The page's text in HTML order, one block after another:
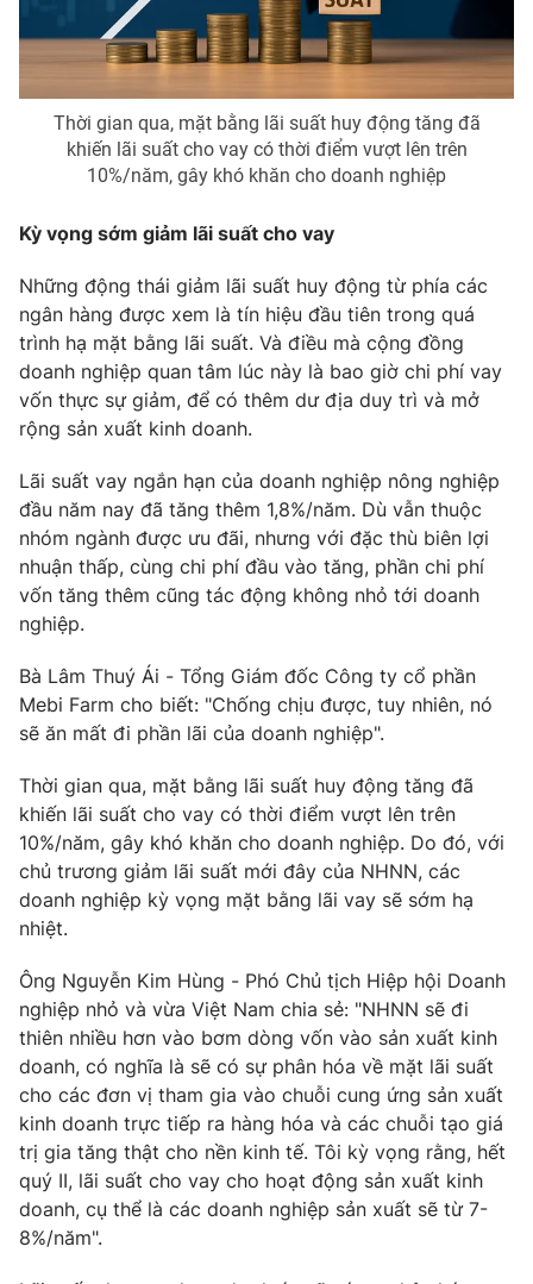
VTV4 Vươn mình bằng AI
VTV9 VTV8
THỜI BÁO VTV
Theo dõi báo trên
Cơ quan chủ quản:
Đài Truyền hình Việt Nam
Cơ quan báo chí:Thời báo VTV
Giấy phép hoạt động báo in và báo điện tử số 483/GP-BTTTT
cấp ngày 29/12/2023
Tổng Biên tập:Vũ Thanh Thủy
Phó Tổng Biên tập:
Tổng đài VTV:024.38 355 931 - 024.38 355 932
Ðiện thoại Thời báo VTV:
024.66 897 897
Liên hệ quảng cáo:024-7300.7108
® Cấm sao chép dưới mọi hình thức nếu không có sự chấp
thuận bằng văn bản. Ghi rõ nguồn VTV.vn khi phát hành lại
thông tin từ website này.
Thời gian qua, mặt bằng lãi suất huy động tăng đã
khiến lãi suất cho vay có thời điểm vượt lên trên
10%/năm, gây khó khăn cho doanh nghiệp
Kỳ vọng sớm giảm lãi suất cho vay
Những động thái giảm lãi suất huy động từ phía các
ngân hàng được xem là tín hiệu đầu tiên trong quá
trình hạ mặt bằng lãi suất. Và điều mà cộng đồng
doanh nghiệp quan tâm lúc này là bao giờ chi phí vay
vốn thực sự giảm, để có thêm dư địa duy trì và mở
rộng sản xuất kinh doanh.
Lãi suất vay ngắn hạn của doanh nghiệp nông nghiệp
đầu năm nay đã tăng thêm 1,8%/năm. Dù vẫn thuộc
nhóm ngành được ưu đãi, nhưng với đặc thù biên lợi
nhuận thấp, cùng chi phí đầu vào tăng, phần chi phí
vốn tăng thêm cũng tác động không nhỏ tới doanh
nghiệp.
Bà Lâm Thuý Ái - Tổng Giám đốc Công ty cổ phần
Mebi Farm cho biết: "Chống chịu được, tuy nhiên, nó
sẽ ăn mất đi phần lãi của doanh nghiệp".
Thời gian qua, mặt bằng lãi suất huy động tăng đã
khiến lãi suất cho vay có thời điểm vượt lên trên
10%/năm, gây khó khăn cho doanh nghiệp. Do đó, với
chủ trương giảm lãi suất mới đây của NHNN, các
doanh nghiệp kỳ vọng mặt bằng lãi vay sẽ sớm hạ
nhiệt.
Ông Nguyễn Kim Hùng - Phó Chủ tịch Hiệp hội Doanh
nghiệp nhỏ và vừa Việt Nam chia sẻ: "NHNN sẽ đi
thiên nhiều hơn vào bơm dòng vốn vào sản xuất kinh
doanh, có nghĩa là sẽ có sự phân hóa về mặt lãi suất
cho các đơn vị tham gia vào chuỗi cung ứng sản xuất
kinh doanh trực tiếp ra hàng hóa và các chuỗi tạo giá
trị gia tăng thật cho nền kinh tế. Tôi kỳ vọng rằng, hết
quý II, lãi suất cho vay cho hoạt động sản xuất kinh
doanh, cụ thể là các doanh nghiệp sản xuất sẽ từ 7-
8%/năm".